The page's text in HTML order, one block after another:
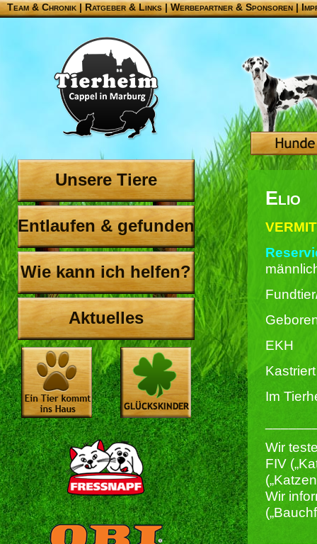
Team & Chronik |Ratgeber & Links|Werbepartner & Sponsoren|
Unsere Tiere
Entlaufen & gefunden
Wie kann ich helfen?
Aktuelles
Elio
EKH
Im
Wir
FIV
Wir